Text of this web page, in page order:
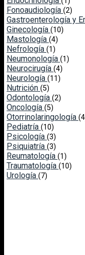
Fonoaudiología (2)
Gastroenterología y
Ginecología (10)
Mastología (4)
Nefrología (1)
Neumonología (1)
Neurocirugía (4)
Neurología (11)
Nutrición (5)
Odontología (2)
Oncología (5)
Otorrinolaringología
Pediatría (10)
Psicología (3)
Psiquiatría (3)
Reumatología (1)
Traumatología (10)
Urología (7)